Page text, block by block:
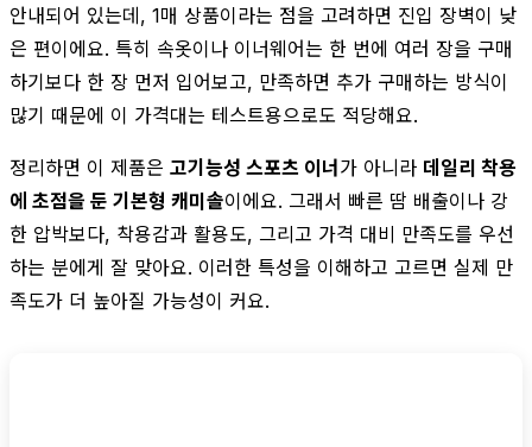
안내되어 있는데, 1매 상품이라는 점을 고려하면 진입 장벽이 낮
은 편이에요. 특히 속옷이나 이너웨어는 한 번에 여러 장을 구매
하기보다 한 장 먼저 입어보고, 만족하면 추가 구매하는 방식이
많기 때문에 이 가격대는 테스트용으로도 적당해요.
정리하면 이 제품은 고기능성 스포츠 이너가 아니라 데일리 착용
에 초점을 둔 기본형 캐미솔이에요. 그래서 빠른 땀 배출이나 강
한 압박보다, 착용감과 활용도, 그리고 가격 대비 만족도를 우선
하는 분에게 잘 맞아요. 이러한 특성을 이해하고 고르면 실제 만
족도가 더 높아질 가능성이 커요.